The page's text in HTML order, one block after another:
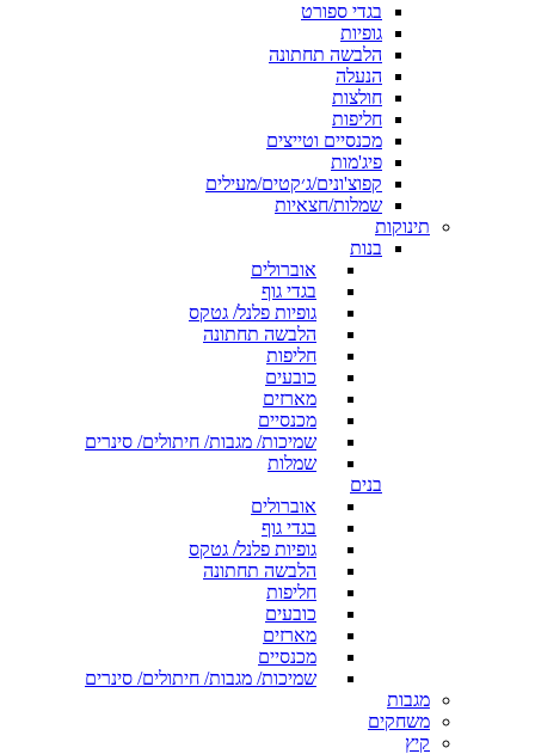
בגדי ספורט
גופיות
הלבשה תחתונה
הנעלה
חולצות
חליפות
מכנסיים וטייצים
פיג'מות
קפוצ'ונים/ג׳קטים/מעילים
שמלות/חצאיות
תינוקות
בנות
אוברולים
בגדי גוף
גופיות פלנל/ גטקס
הלבשה תחתונה
חליפות
כובעים
מארזים
מכנסיים
שמיכות/ מגבות/ חיתולים/ סינרים
שמלות
בנים
אוברולים
בגדי גוף
גופיות פלנל/ גטקס
הלבשה תחתונה
חליפות
כובעים
מארזים
מכנסיים
שמיכות/ מגבות/ חיתולים/ סינרים
מגבות
משחקים
קיץ